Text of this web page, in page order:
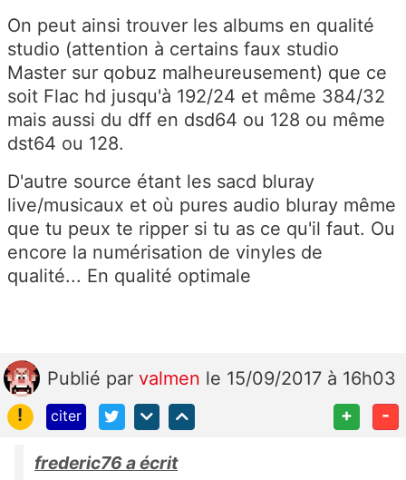
On peut ainsi trouver les albums en qualité
studio (attention à certains faux studio
Master sur qobuz malheureusement) que ce
soit Flac hd jusqu'à 192/24 et même 384/32
mais aussi du dff en dsd64 ou 128 ou même
dst64 ou 128.
D'autre source étant les sacd bluray
live/musicaux et où pures audio bluray même
que tu peux te ripper si tu as ce qu'il faut. Ou
encore la numérisation de vinyles de
qualité... En qualité optimale
Publié par valmen le 15/09/2017 à 16h03
!
citer + -
frederic76 a écrit